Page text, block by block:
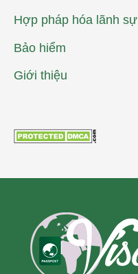
Hợp pháp hóa lãnh sự
Bảo hiểm
Giới thiệu